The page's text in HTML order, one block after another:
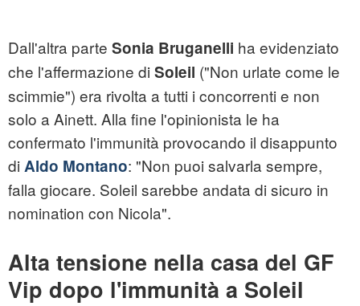
Dall'altra parte Sonia Bruganelli ha evidenziato
che l'affermazione di Soleil ("Non urlate come le
scimmie") era rivolta a tutti i concorrenti e non
solo a Ainett. Alla fine l'opinionista le ha
confermato l'immunità provocando il disappunto
di Aldo Montano: "Non puoi salvarla sempre,
falla giocare. Soleil sarebbe andata di sicuro in
nomination con Nicola".
Alta tensione nella casa del GF
Vip dopo l'immunità a Soleil